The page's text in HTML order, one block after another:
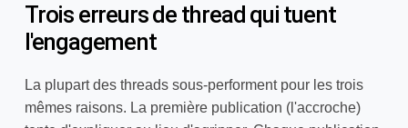
Trois erreurs de thread qui tuent
l'engagement
La plupart des threads sous-performent pour les trois
mêmes raisons. La première publication (l'accroche)